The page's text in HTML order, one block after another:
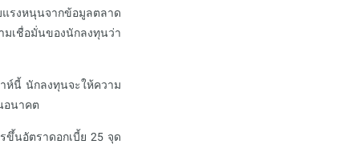
แรงหนุนจากข้อมูลตลาด
มเชื่อมั่นของนักลงทุนว่า
ห์นี้ นักลงทุนจะให้ความ
อนาคต
ขึ้นอัตราดอกเบี้ย 25 จุด